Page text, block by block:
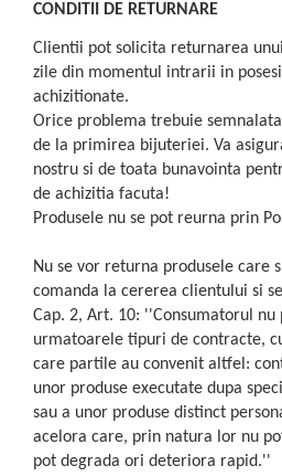
CONDITII DE RETURNARE
Clientii pot solicita returnarea
zile din momentul intrarii in
achizitionate.
Orice problema trebuie
de la primirea bijuteriei. Va
nostru si de toata bunavointa
de achizitia facuta!
Produsele nu se pot reurna prin
Nu se vor returna produsele care
comanda la cererea clientului si
Cap. 2, Art. 10: ''Consumatorul nu
urmatoarele tipuri de contracte,
care partile au convenit altfel:
unor produse executate dupa
sau a unor produse distinct
acelora care, prin natura lor nu
pot degrada ori deteriora rapid.''